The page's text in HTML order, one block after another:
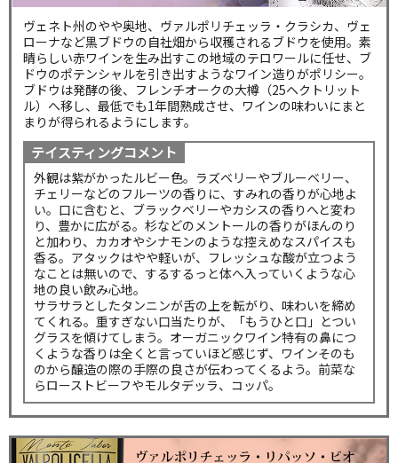
ヴェネト州のやや奥地、ヴァルポリチェッラ・クラシカ、ヴェ
ローナなど黒ブドウの自社畑から収穫されるブドウを使用。素
晴らしい赤ワインを生み出すこの地域のテロワールに任せ、ブ
ドウのポテンシャルを引き出すようなワイン造りがポリシー。
ブドウは発酵の後、フレンチオークの大樽（25ヘクトリット
ル）へ移し、最低でも1年間熟成させ、ワインの味わいにまと
まりが得られるようにします。
テイスティングコメント
外観は紫がかったルビー色。ラズベリーやブルーベリー、
チェリーなどのフルーツの香りに、すみれの香りが心地よ
い。口に含むと、ブラックベリーやカシスの香りへと変わ
り、豊かに広がる。杉などのメントールの香りがほんのり
と加わり、カカオやシナモンのような控えめなスパイスも
香る。アタックはやや軽いが、フレッシュな酸が立つよう
なことは無いので、するするっと体へ入っていくような心
地の良い飲み心地。
サラサラとしたタンニンが舌の上を転がり、味わいを締め
てくれる。重すぎない口当たりが、「もうひと口」とつい
グラスを傾けてしまう。オーガニックワイン特有の鼻につ
くような香りは全くと言っていほど感じず、ワインそのも
のから醸造の際の手際の良さが伝わってくるよう。前菜な
らローストビーフやモルタデッラ、コッパ。